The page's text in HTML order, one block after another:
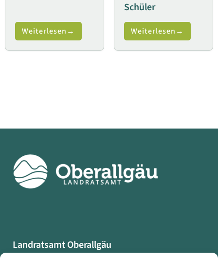
Weiterlesen
Schüler
Weiterlesen
Landratsamt Oberallgäu